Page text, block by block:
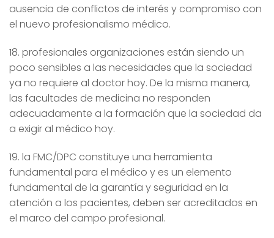
ausencia de conflictos de interés y compromiso con
el nuevo profesionalismo médico.
18. profesionales organizaciones están siendo un
poco sensibles a las necesidades que la sociedad
ya no requiere al doctor hoy. De la misma manera,
las facultades de medicina no responden
adecuadamente a la formación que la sociedad da
a exigir al médico hoy.
19. la FMC/DPC constituye una herramienta
fundamental para el médico y es un elemento
fundamental de la garantía y seguridad en la
atención a los pacientes, deben ser acreditados en
el marco del campo profesional.